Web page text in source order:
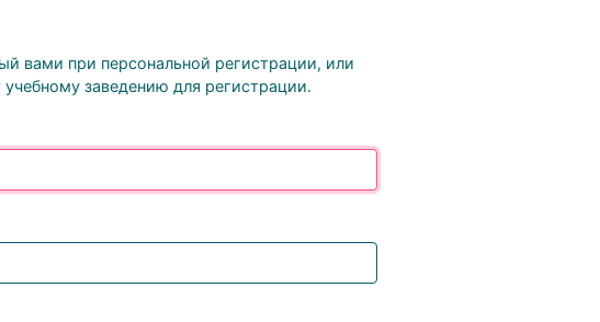
вами при персональной регистрации, или
заведению для регистрации.